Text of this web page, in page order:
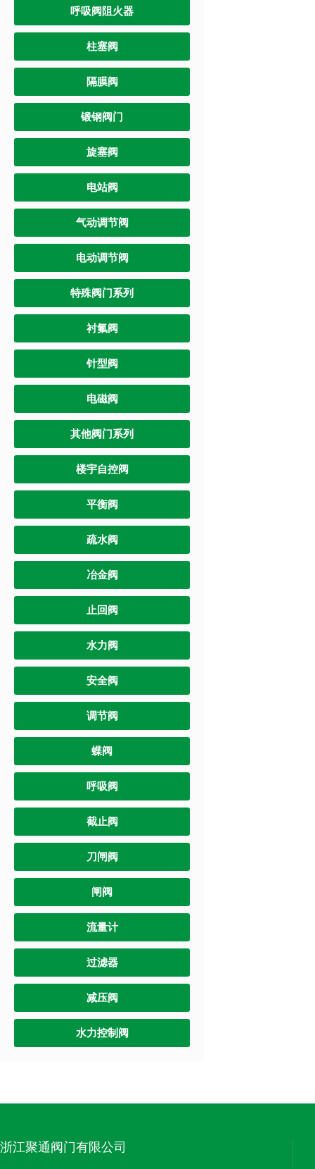
呼吸阀阻火器
柱塞阀
隔膜阀
锻钢阀门
旋塞阀
电站阀
气动调节阀
电动调节阀
特殊阀门系列
衬氟阀
针型阀
电磁阀
其他阀门系列
楼宇自控阀
平衡阀
疏水阀
冶金阀
止回阀
水力阀
安全阀
调节阀
蝶阀
呼吸阀
截止阀
刀闸阀
闸阀
流量计
过滤器
减压阀
水力控制阀
浙江聚通阀门有限公司